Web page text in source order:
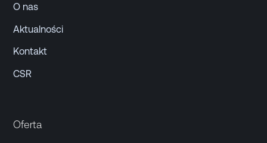
O nas
Aktualności
Kontakt
CSR
Oferta